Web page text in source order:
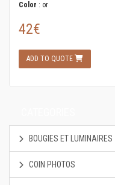
Color : or
42€
ADD TO QUOTE
BOUGIES ET LUMINAIRES
COIN PHOTOS